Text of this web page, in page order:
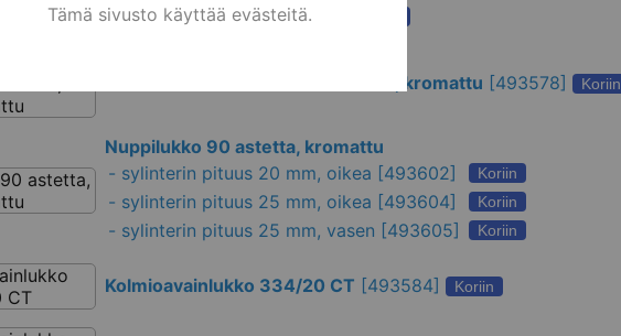
-musta (3,5kg)[441136]
Ura-avainlukko metallikalusteisiin, kromattu [493578] Koriin
Nuppilukko 90 astetta, kromattu
- sylinterin pituus 20 mm, oikea [493602] Koriin
- sylinterin pituus 25 mm, oikea [493604] Koriin
- sylinterin pituus 25 mm, vasen [493605] Koriin
Kolmioavainlukko 334/20 CT [493584] Koriin
Tämä sivusto käyttää evästeitä.